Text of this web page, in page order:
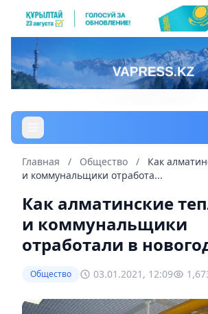
Главная / Общество /
Как
и коммунальщики отработа...
Как алматинские
и коммунальщики
отработали в
Общество 03.01.2021, 12:09